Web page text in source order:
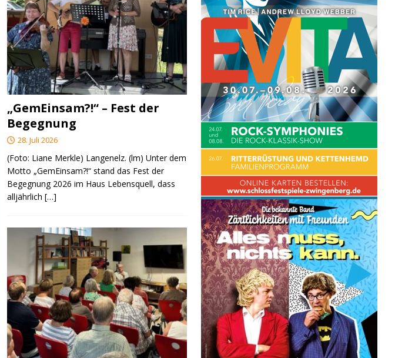
„GemEinsam?!“ – Fest der
Begegnung
28. Juli 2026
(Foto: Liane Merkle) Langenelz. (lm) Unter dem
Motto „GemEinsam?!“ stand das Fest der
Begegnung 2026 im Haus Lebensquell, dass
alljährlich[…]